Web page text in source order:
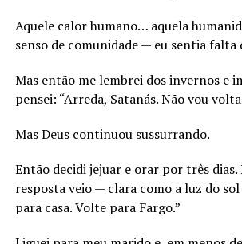
Aquele calor humano… aquela
senso de comunidade — eu sentia falta
Mas então me lembrei dos invernos e
pensei: “Arreda, Satanás. Não vou
Mas Deus continuou sussurrando.
Então decidi jejuar e orar por três
resposta veio — clara como a luz do
para casa. Volte para Fargo.”